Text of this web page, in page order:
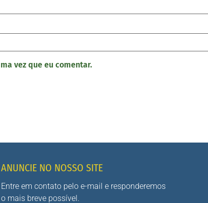
vez que eu comentar.
ANUNCIE NO NOSSO SITE
Entre em contato pelo e-mail e responderemos
o mais breve possível.